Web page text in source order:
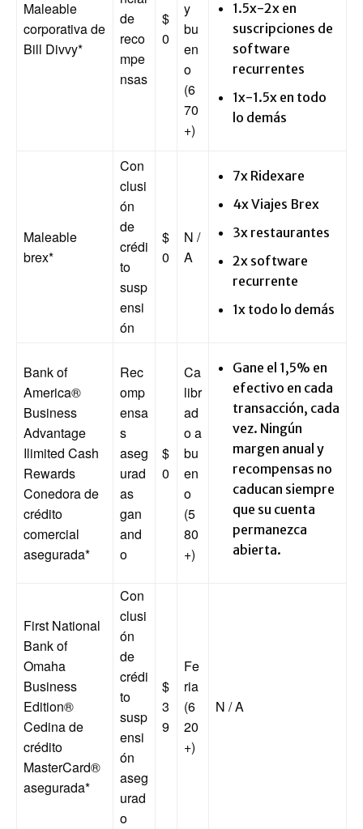
Maleable
corporativa de
Bill Divvy*
de
reco
mpe
nsas
$
0
y
bu
en
o
(6
70
+)
1.5x-2x en
suscripciones de
software
recurrentes
1x-1.5x en todo
lo demás
Maleable
brex*
Con
clusi
ón
de
crédi
to
susp
ensi
ón
$
0
N /
A
7x Ridexare
4x Viajes Brex
3x restaurantes
2x software
recurrente
1x todo lo demás
Bank of
America®
Business
Advantage
Ilimited Cash
Rewards
Conedora de
crédito
comercial
asegurada*
Rec
omp
ensa
s
aseg
urad
as
gan
and
o
$
0
Ca
libr
ad
o a
bu
en
o
(5
80
+)
Gane el 1,5% en
efectivo en cada
transacción, cada
vez. Ningún
margen anual y
recompensas no
caducan siempre
que su cuenta
permanezca
abierta.
First National
Bank of
Omaha
Business
Edition®
Cedina de
crédito
MasterCard®
asegurada*
Con
clusi
ón
de
crédi
to
susp
ensi
ón
aseg
urad
o
$
3
9
Fe
ria
(6
20
+)
N / A